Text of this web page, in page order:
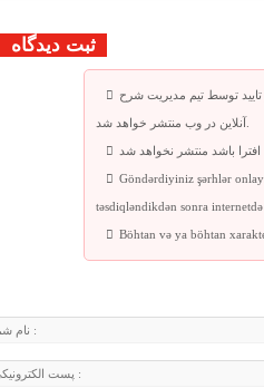
ثبت دیدگاه
توسط تیم مدیریت شرح
Göndərdiyiniz şərhlər
təsdiqləndikdən sonra internetdə
Böhtan və ya böhtan